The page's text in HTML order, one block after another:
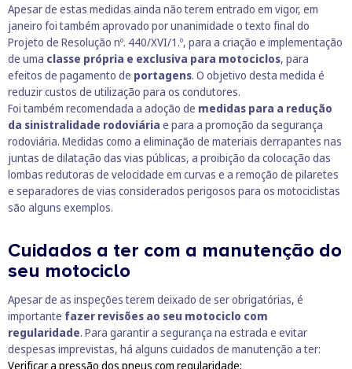
Apesar de estas medidas ainda não terem entrado em vigor, em
janeiro foi também aprovado por unanimidade o texto final do
Projeto de Resolução nº. 440/XVI/1.º, para a criação e implementação
de uma classe própria e exclusiva para motociclos, para
efeitos de pagamento de portagens. O objetivo desta medida é
reduzir custos de utilização para os condutores.
Foi também recomendada a adoção de medidas para a redução
da sinistralidade rodoviária e para a promoção da segurança
rodoviária. Medidas como a eliminação de materiais derrapantes nas
juntas de dilatação das vias públicas, a proibição da colocação das
lombas redutoras de velocidade em curvas e a remoção de pilaretes
e separadores de vias considerados perigosos para os motociclistas
são alguns exemplos.
Cuidados a ter com a manutenção do
seu motociclo
Apesar de as inspeções terem deixado de ser obrigatórias, é
importante fazer revisões ao seu motociclo com
regularidade. Para garantir a segurança na estrada e evitar
despesas imprevistas, há alguns cuidados de manutenção a ter:
Verificar a pressão dos pneus com regularidade;